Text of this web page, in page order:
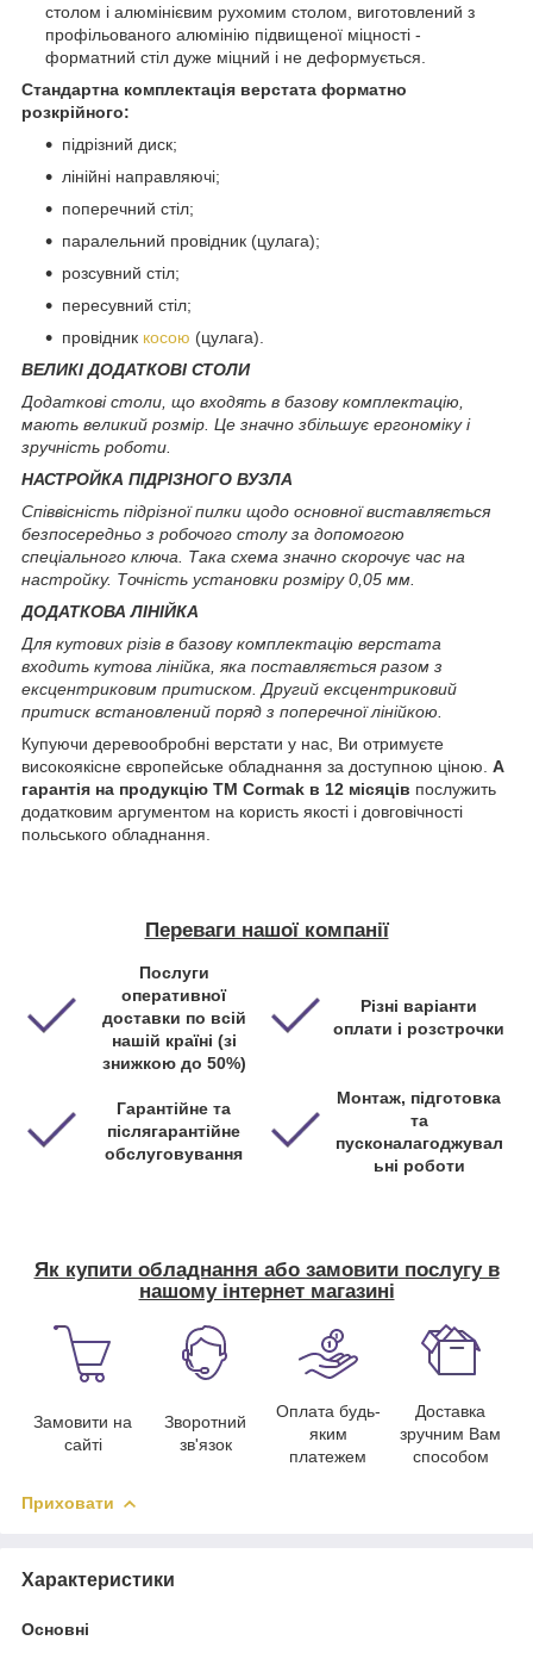
столом і алюмінієвим рухомим столом, виготовлений з
профільованого алюмінію підвищеної міцності -
форматний стіл дуже міцний і не деформується.
Стандартна комплектація верстата форматно
розкрійного:
підрізний диск;
лінійні направляючі;
поперечний стіл;
паралельний провідник (цулага);
розсувний стіл;
пересувний стіл;
провідник косою (цулага).
ВЕЛИКІ ДОДАТКОВІ СТОЛИ
Додаткові столи, що входять в базову комплектацію,
мають великий розмір. Це значно збільшує ергономіку і
зручність роботи.
НАСТРОЙКА ПІДРІЗНОГО ВУЗЛА
Співвісність підрізної пилки щодо основної виставляється
безпосередньо з робочого столу за допомогою
спеціального ключа. Така схема значно скорочує час на
настройку. Точність установки розміру 0,05 мм.
ДОДАТКОВА ЛІНІЙКА
Для кутових різів в базову комплектацію верстата
входить кутова лінійка, яка поставляється разом з
ексцентриковим притиском. Другий ексцентриковий
притиск встановлений поряд з поперечної лінійкою.
Купуючи деревообробні верстати у нас, Ви отримуєте
високоякісне європейське обладнання за доступною ціною. А
гарантія на продукцію ТМ Cormak в 12 місяців послужить
додатковим аргументом на користь якості і довговічності
польського обладнання.
Переваги нашої компанії
Послуги
оперативної
доставки по всій
нашій країні (зі
знижкою до 50%)
Різні варіанти
оплати і розстрочки
Гарантійне та
післягарантійне
обслуговування
Монтаж, підготовка
та
пусконалагоджувал
ьні роботи
Як купити обладнання або замовити послугу в
нашому інтернет магазині
Замовити на
сайті
Зворотний
зв'язок
Оплата будь-
яким
платежем
Доставка
зручним Вам
способом
Приховати
Характеристики
Основні